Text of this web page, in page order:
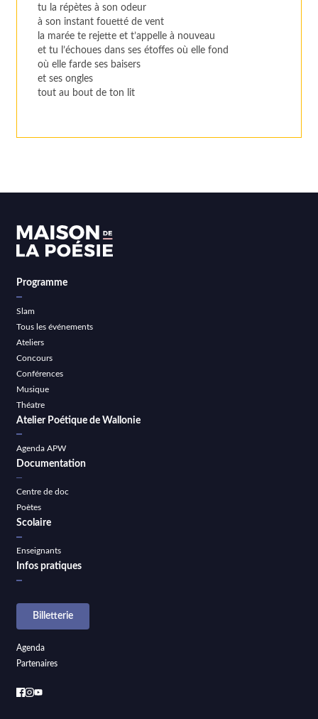
tu la répètes à son odeur
à son instant fouetté de vent
la marée te rejette et t’appelle à nouveau
et tu l’échoues dans ses étoffes où elle fond
où elle farde ses baisers
et ses ongles
tout au bout de ton lit
Programme
Slam
Tous les événements
Ateliers
Concours
Conférences
Musique
Théatre
Atelier Poétique de Wallonie
Agenda APW
Documentation
Centre de doc
Poètes
Scolaire
Enseignants
Infos pratiques
Billetterie
Agenda
Partenaires